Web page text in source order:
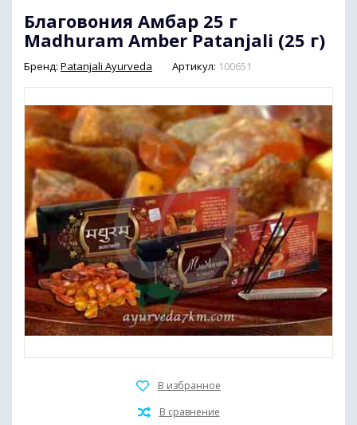
Благовония Амбар 25 г
Madhuram Amber Patanjali (25 г)
Бренд: Patanjali Ayurveda Артикул: 100651
Диабетические Препараты
Опорно-двигательная система
Дыхательная система и ОРВИ (остро
- респираторные вирусные инфекции)
Здоровье женщины
Здоровье мужчины
Препараты для волос
Почки и мочеполовая система
Сердечно-сосудистая система
Препараты для печени
Кокосовое масло